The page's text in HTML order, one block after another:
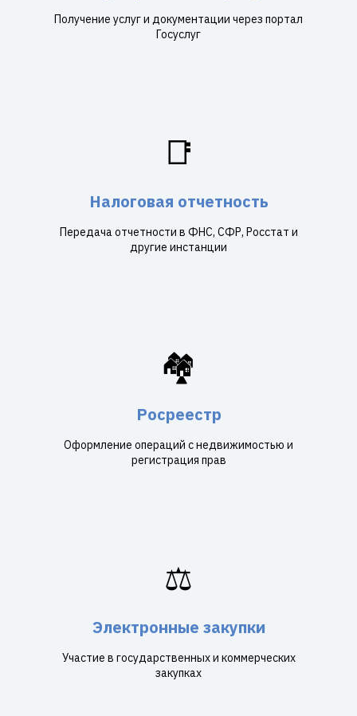
Получение услуг и документации через портал
Госуслуг
📑
Налоговая отчетность
Передача отчетности в ФНС, СФР, Росстат и
другие инстанции
🏘️
Росреестр
Оформление операций с недвижимостью и
регистрация прав
⚖️
Электронные закупки
Участие в государственных и коммерческих
закупках